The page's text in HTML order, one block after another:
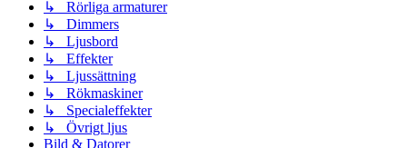
↳ Rörliga armaturer
↳ Dimmers
↳ Ljusbord
↳ Effekter
↳ Ljussättning
↳ Rökmaskiner
↳ Specialeffekter
↳ Övrigt ljus
Bild & Datorer